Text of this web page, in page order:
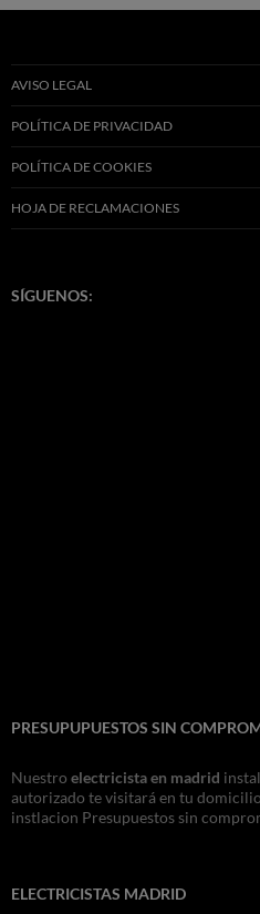
AVISO LEGAL
POLÍTICA DE PRIVACIDAD
POLÍTICA DE COOKIES
HOJA DE RECLAMACIONES
SÍGUENOS:
PRESUPUPUESTOS SIN
Nuestro electricista en madrid
autorizado te visitará en tu
instlacion Presupuestos sin
ELECTRICISTAS MADRID